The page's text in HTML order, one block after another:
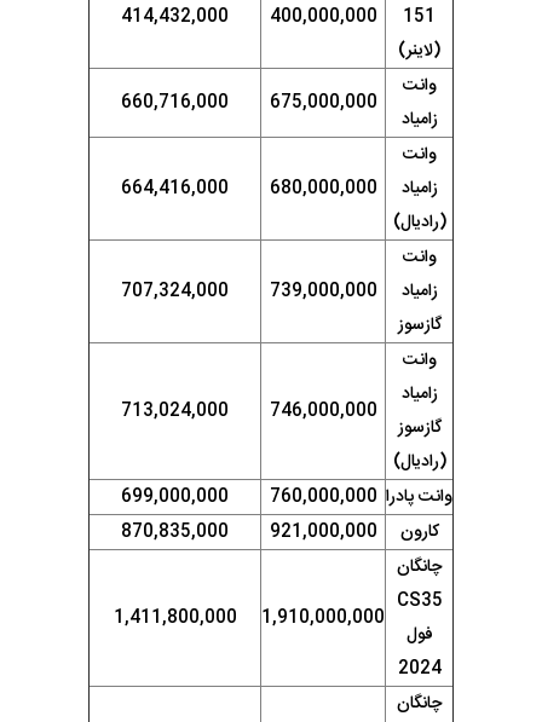
151
(لاینر)
400,000,000
414,432,000
وانت
زامیاد
675,000,000
660,716,000
وانت
زامیاد
(رادیال)
680,000,000
664,416,000
وانت
زامیاد
گازسوز
739,000,000
707,324,000
وانت
زامیاد
گازسوز
(رادیال)
746,000,000
713,024,000
وانت پادرا 760,000,000
699,000,000
کارون
921,000,000
870,835,000
چانگان
CS35
فول
2024
1,910,000,000
1,411,800,000
چانگان